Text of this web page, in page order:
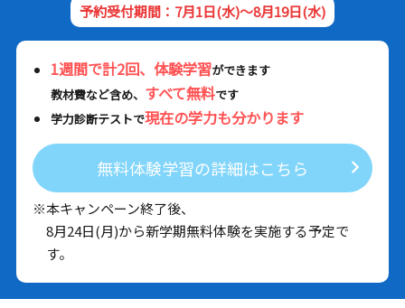
予約受付期間：7月1日(水)～8月19日(水)
1週間で計2回、体験学習ができます
教材費など含め、 すべて無料です
学力診断テストで現在の学力も分かります
無料体験学習の詳細はこちら
※本キャンペーン終了後、
8月24日(月)から新学期無料体験を実施する予定で
す。